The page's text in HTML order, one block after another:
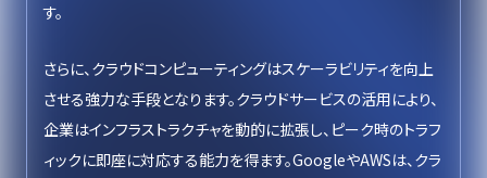
す。
さらに、クラウドコンピューティングはスケーラビリティを向上
させる強力な手段となります。クラウドサービスの活用により、
企業はインフラストラクチャを動的に拡張し、ピーク時のトラフ
ィックに即座に対応する能力を得ます。GoogleやAWSは、クラ